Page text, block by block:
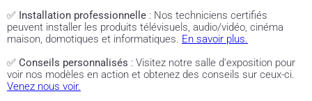
✅ Installation professionnelle : Nos techniciens certifiés
peuvent installer les produits télévisuels, audio/vidéo, cinéma
maison, domotiques et informatiques. En savoir plus.
✅ Conseils personnalisés : Visitez notre salle d'exposition pour
voir nos modèles en action et obtenez des conseils sur ceux-ci.
Venez nous voir.